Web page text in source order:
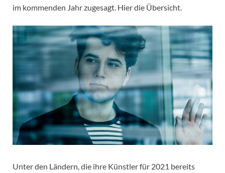
im kommenden Jahr zugesagt. Hier die Übersicht.
Unter den Ländern, die ihre Künstler für 2021 bereits